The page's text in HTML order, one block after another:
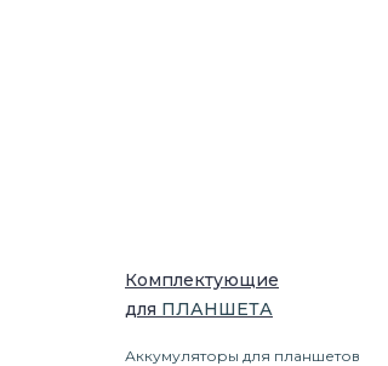
Комплектующие
для ПЛАНШЕТА
Аккумуляторы для планшетов